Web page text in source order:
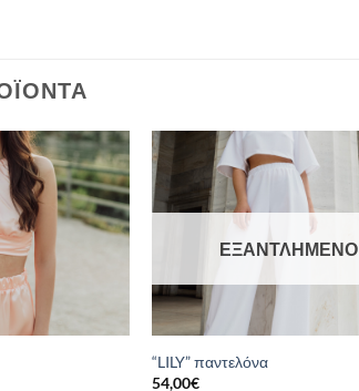
ΕΞΑΝΤΛΗΜΈΝΟ
“LILY” παντελόνα
54,00€